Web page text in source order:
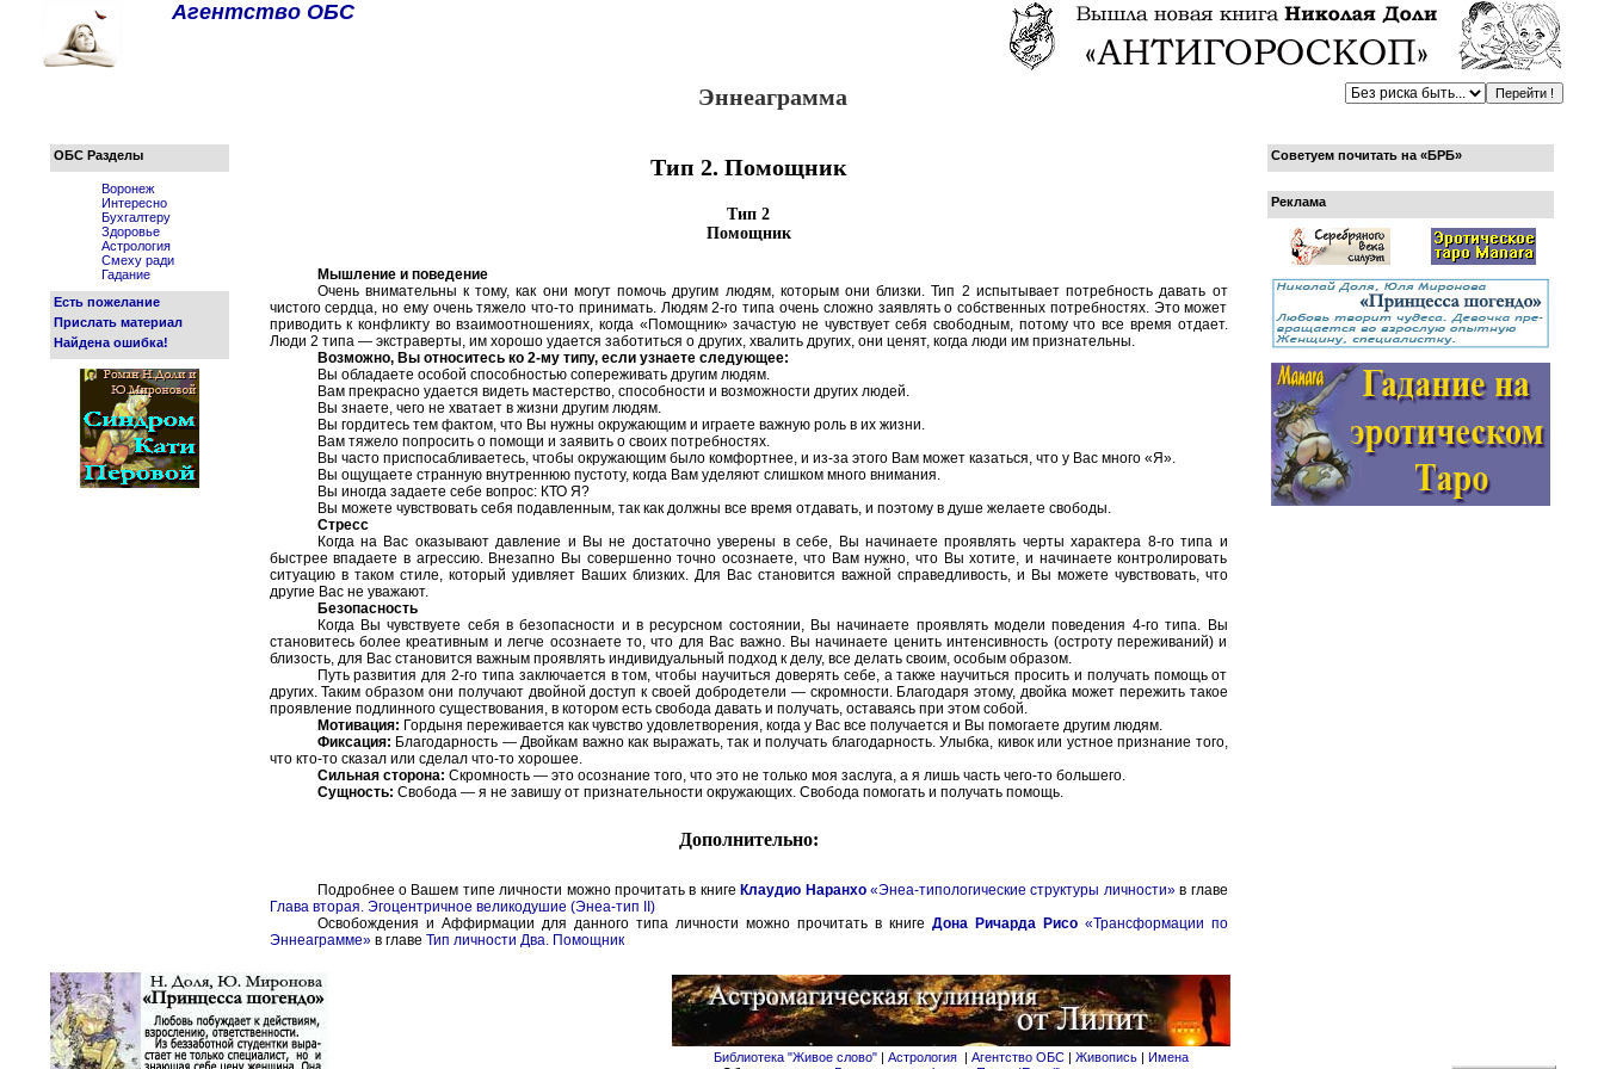
Агентство ОБС
Эннеаграмма
ОБС Разделы
Воронеж
Интересно
Бухгалтеру
Здоровье
Астрология
Смеху ради
Гадание
Есть пожелание
Прислать материал
Найдена ошибка!
Тип 2. Помощник
Тип 2
Помощник
Мышление и поведение
Очень внимательны к тому, как они могут помочь другим людям, которым они близки. Тип 2 испытывает потребность давать от
чистого сердца, но ему очень тяжело что-то принимать. Людям 2-го типа очень сложно заявлять о собственных потребностях. Это может
приводить к конфликту во взаимоотношениях, когда «Помощник» зачастую не чувствует себя свободным, потому что все время отдает.
Люди 2 типа — экстраверты, им хорошо удается заботиться о других, хвалить других, они ценят, когда люди им признательны.
Возможно, Вы относитесь ко 2-му типу, если узнаете следующее:
Вы обладаете особой способностью сопереживать другим людям.
Вам прекрасно удается видеть мастерство, способности и возможности других людей.
Вы знаете, чего не хватает в жизни другим людям.
Вы гордитесь тем фактом, что Вы нужны окружающим и играете важную роль в их жизни.
Вам тяжело попросить о помощи и заявить о своих потребностях.
Вы часто приспосабливаетесь, чтобы окружающим было комфортнее, и из-за этого Вам может казаться, что у Вас много «Я».
Вы ощущаете странную внутреннюю пустоту, когда Вам уделяют слишком много внимания.
Вы иногда задаете себе вопрос: КТО Я?
Вы можете чувствовать себя подавленным, так как должны все время отдавать, и поэтому в душе желаете свободы.
Стресс
Когда на Вас оказывают давление и Вы не достаточно уверены в себе, Вы начинаете проявлять черты характера 8-го типа и
быстрее впадаете в агрессию. Внезапно Вы совершенно точно осознаете, что Вам нужно, что Вы хотите, и начинаете контролировать
ситуацию в таком стиле, который удивляет Ваших близких. Для Вас становится важной справедливость, и Вы можете чувствовать, что
другие Вас не уважают.
Безопасность
Когда Вы чувствуете себя в безопасности и в ресурсном состоянии, Вы начинаете проявлять модели поведения 4-го типа. Вы
становитесь более креативным и легче осознаете то, что для Вас важно. Вы начинаете ценить интенсивность (остроту переживаний) и
близость, для Вас становится важным проявлять индивидуальный подход к делу, все делать своим, особым образом.
Путь развития для 2-го типа заключается в том, чтобы научиться доверять себе, а также научиться просить и получать помощь от
других. Таким образом они получают двойной доступ к своей добродетели — скромности. Благодаря этому, двойка может пережить такое
проявление подлинного существования, в котором есть свобода давать и получать, оставаясь при этом собой.
Мотивация: Гордыня переживается как чувство удовлетворения, когда у Вас все получается и Вы помогаете другим людям.
Фиксация: Благодарность — Двойкам важно как выражать, так и получать благодарность. Улыбка, кивок или устное признание того,
что кто-то сказал или сделал что-то хорошее.
Сильная сторона: Скромность — это осознание того, что это не только моя заслуга, а я лишь часть чего-то большего.
Сущность: Свобода — я не завишу от признательности окружающих. Свобода помогать и получать помощь.
Дополнительно:
Подробнее о Вашем типе личности можно прочитать в книге Клаудио Наранхо «Энеа-типологические структуры личности»в главе
Глава вторая. Эгоцентричное великодушие (Энеа-тип II)
Освобождения и Аффирмации для данного типа личности можно прочитать в книге Дона Ричарда Рисо «Трансформации по
Эннеаграмме»в главе Тип личности Два. Помощник
Советуем почитать на «БРБ»
Реклама
Библиотека "Живое слово" | Астрология | Агентство ОБС | Живопись | Имена